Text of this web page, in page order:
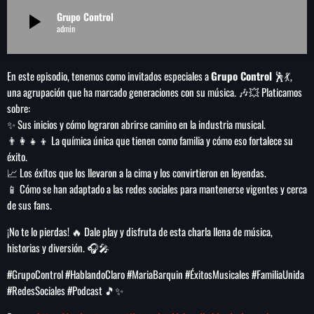
play_arrow LA CAMPESINA 104.5 FM
play_arrow LA CAMPESINA GEORGIA
INICIO
NOTAS
PROGRAMACIÓN
LOCUCIÓN (TALENTO AL AIRE)
RANKING
COMUNÍCATE
PUBLICIDAD
play_arrow Grupo Control
admin
En este episodio, tenemos como invitados especiales aGrupo Control 🕺💃,
una agrupación que ha marcado generaciones con su música. 🎶💥 Platicamos
sobre:
✨ Sus inicios y cómo lograron abrirse camino en la industria musical.
👨‍👩‍👧‍👦 La química única que tienen como familia y cómo eso fortalece su
éxito.
📈 Los éxitos que los llevaron a la cima y los convirtieron en leyendas.
📱 Cómo se han adaptado a las redes sociales para mantenerse vigentes y cerca
de sus fans.
¡No te lo pierdas! 🔥 Dale play y disfruta de esta charla llena de música,
historias y diversión. 🎧🎤
#GrupoControl #HablandoClaro #MariaBarquin #ÉxitosMusicales #FamiliaUnida
#RedesSociales #Podcast 🎵✨